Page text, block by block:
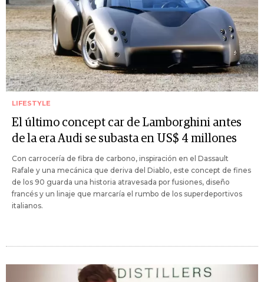
LIFESTYLE
El último concept car de Lamborghini antes
de la era Audi se subasta en US$ 4 millones
Con carrocería de fibra de carbono, inspiración en el Dassault
Rafale y una mecánica que deriva del Diablo, este concept de fines
de los 90 guarda una historia atravesada por fusiones, diseño
francés y un linaje que marcaría el rumbo de los superdeportivos
italianos.